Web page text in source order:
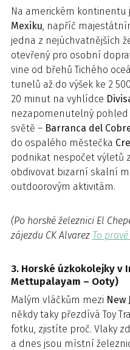
Na americkém kontinentu
Mexiku, napříč
jedna z nejúchvatnějších
otevřený pro osobní
vine od břehů Tichého
tunelů až do výšek ke 2
20 minut na vyhlídce
nezapomenutelný
světě – Barranca del
do ospalého městečka
podnikat nespočet výletů
obdivovat bizarní skalní
outdoorovým aktivitám.
(Po horské železnici El
zájezdu CK Alvarez To
3. Horské úzkokolejky v
Mettupalayam – Ooty)
Malým vláčkům mezi New
někdy taky přezdívá Toy
fotku, zjistíte proč. Vlaky
a dnes jsou místní